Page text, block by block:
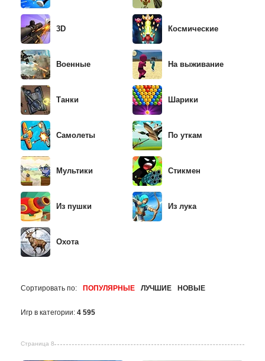
3D Космические
Военные На выживание
Танки Шарики
Самолеты По уткам
Мультики Стикмен
Из пушки Из лука
Охота
Сортировать по: ПОПУЛЯРНЫЕ ЛУЧШИЕ НОВЫЕ
Игр в категории: 4 595
Страница 8